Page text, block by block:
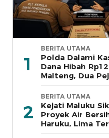
1
BERITA UTAMA
Polda Dalami
Dana Hibah
Malteng, Dua
Pemkab
2
BERITA UTAMA
Kejati Maluku
Proyek Air
Haruku, Lima
Ditahan